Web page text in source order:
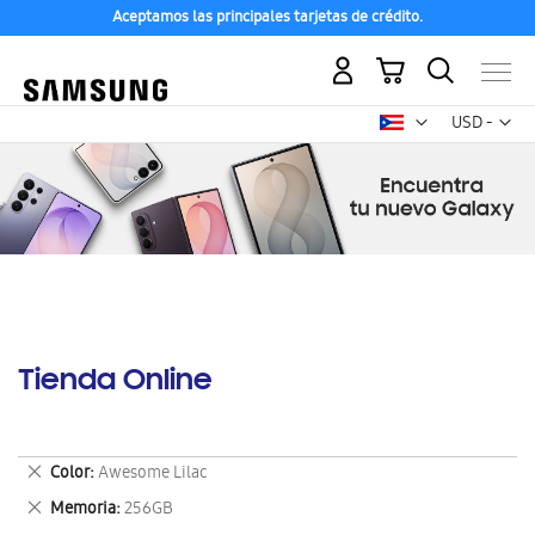
Aceptamos las principales tarjetas de crédito.
USD -
dólar
Mi carrito
Tienda Online
Color Awesome Lilac
Eliminar
este
artículo
Memoria 256GB
Eliminar